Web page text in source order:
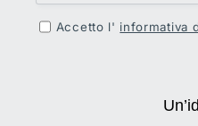
Accetto l' informativa